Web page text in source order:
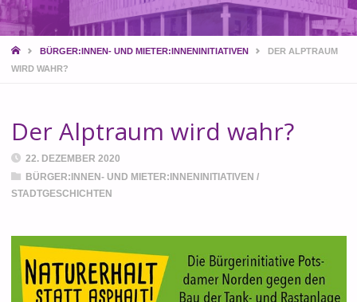
STARTBÜRGER:INNEN- UND MIETER:INNENINITIATIVEN
DER ALPTRAUM
WIRD WAHR?
Der Alptraum wird wahr?
22. DEZEMBER 2020
BÜRGER:INNEN- UND MIETER:INNENINITIATIVEN /
STADTGESCHICHTEN